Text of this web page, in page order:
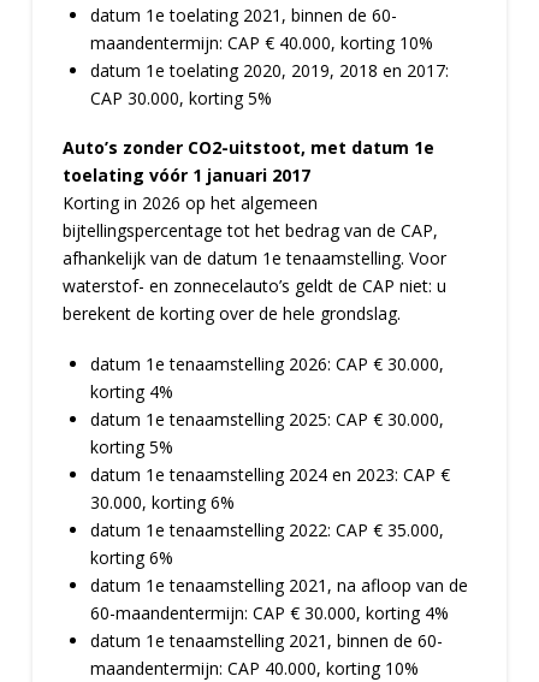
datum 1e toelating 2021, binnen de 60-
maandentermijn: CAP € 40.000, korting 10%
datum 1e toelating 2020, 2019, 2018 en 2017:
CAP 30.000, korting 5%
Auto’s zonder CO2-uitstoot, met datum 1e
toelating vóór 1 januari 2017
Korting in 2026 op het algemeen
bijtellingspercentage tot het bedrag van de CAP,
afhankelijk van de datum 1e tenaamstelling. Voor
waterstof- en zonnecelauto’s geldt de CAP niet: u
berekent de korting over de hele grondslag.
datum 1e tenaamstelling 2026: CAP € 30.000,
korting 4%
datum 1e tenaamstelling 2025: CAP € 30.000,
korting 5%
datum 1e tenaamstelling 2024 en 2023: CAP €
30.000, korting 6%
datum 1e tenaamstelling 2022: CAP € 35.000,
korting 6%
datum 1e tenaamstelling 2021, na afloop van de
60-maandentermijn: CAP € 30.000, korting 4%
datum 1e tenaamstelling 2021, binnen de 60-
maandentermijn: CAP 40.000, korting 10%